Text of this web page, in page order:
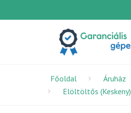
Főoldal Áruház
Elöltöltős (Keskeny)